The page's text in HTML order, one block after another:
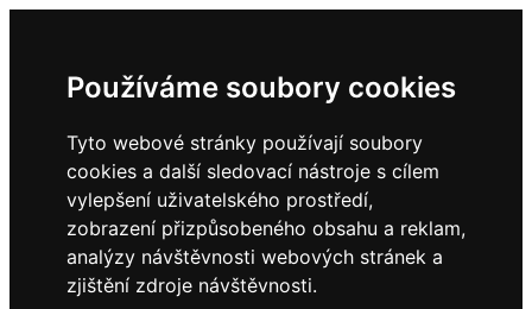
Používáme soubory cookies
Tyto webové stránky používají soubory
cookies a další sledovací nástroje s cílem
vylepšení uživatelského prostředí,
zobrazení přizpůsobeného obsahu a reklam,
analýzy návštěvnosti webových stránek a
zjištění zdroje návštěvnosti.